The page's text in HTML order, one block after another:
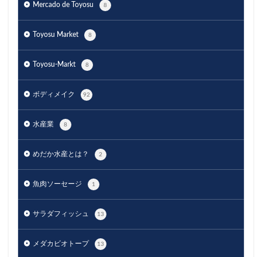
Mercado de Toyosu 8
Toyosu Market 8
Toyosu-Markt 8
ボディメイク 92
水産業 8
めだか水産とは？ 2
魚肉ソーセージ 1
サラダフィッシュ 13
メダカビオトープ 13